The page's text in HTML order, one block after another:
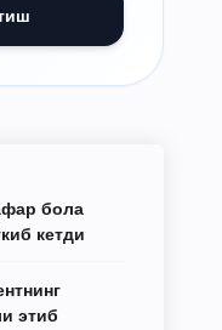
бола
кетди
этиб